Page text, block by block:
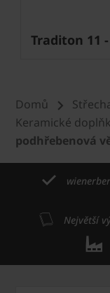
Traditon 11
Domů
Keramické
podhřebenová
Největší